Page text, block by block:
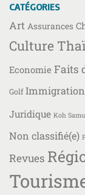
CATÉGORIES
Art Assurances
Culture
Economie Faits
Golf Immigration
Juridique Koh
Non classifié(e)
Revues